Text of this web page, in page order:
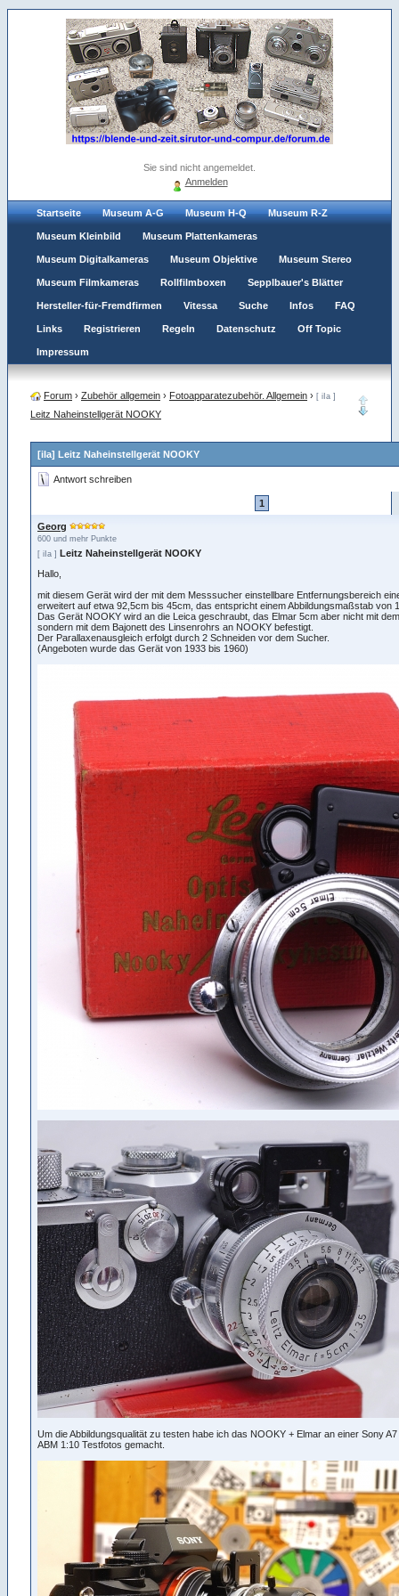
Sie sind nicht angemeldet.
Anmelden
Startseite Museum A-G Museum H-Q Museum R-Z
Museum Kleinbild Museum Plattenkameras
Museum Digitalkameras Museum Objektive Museum Stereo
Museum Filmkameras Rollfilmboxen Sepplbauer's Blätter
Hersteller-für-Fremdfirmen Vitessa Suche Infos FAQ
Links Registrieren Regeln Datenschutz Off Topic
Impressum
Forum › Zubehör allgemein › Fotoapparatezubehör. Allgemein › [ iIa ]
Leitz Naheinstellgerät NOOKY
[iIa] Leitz Naheinstellgerät NOOKY
Antwort schreiben
1
Georg
600 und mehr Punkte
[ iIa ] Leitz Naheinstellgerät NOOKY
Hallo,
mit diesem Gerät wird der mit dem Messsucher einstellbare Entfernungsbereich
erweitert auf etwa 92,5cm bis 45cm, das entspricht einem Abbildungsmaßstab von
Das Gerät NOOKY wird an die Leica geschraubt, das Elmar 5cm aber nicht mit
sondern mit dem Bajonett des Linsenrohrs an NOOKY befestigt.
Der Parallaxenausgleich erfolgt durch 2 Schneiden vor dem Sucher.
(Angeboten wurde das Gerät von 1933 bis 1960)
Um die Abbildungsqualität zu testen habe ich das NOOKY + Elmar an einer Sony
ABM 1:10 Testfotos gemacht.